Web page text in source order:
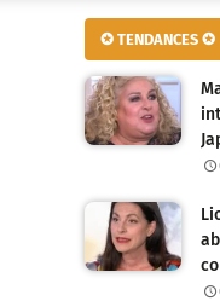
✪ TENDANCES ✪